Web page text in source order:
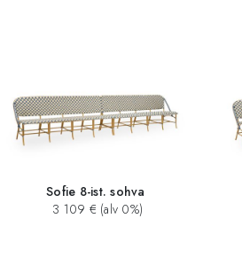
Sofie 8-ist. sohva
3 109 € (alv 0%)